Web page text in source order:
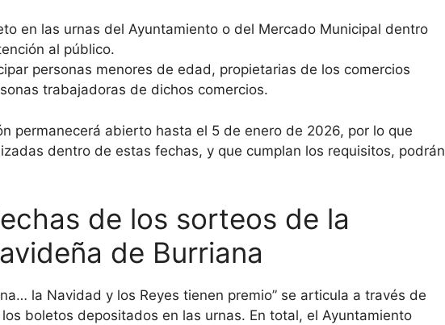
en las urnas del Ayuntamiento o del Mercado Municipal dentro
al público.
personas menores de edad, propietarias de los comercios
trabajadoras de dichos comercios.
permanecerá abierto hasta el 5 de enero de 2026, por lo que
dentro de estas fechas, y que cumplan los requisitos, podrán
de los sorteos de la
de Burriana
la Navidad y los Reyes tienen premio” se articula a través de
boletos depositados en las urnas. En total, el Ayuntamiento